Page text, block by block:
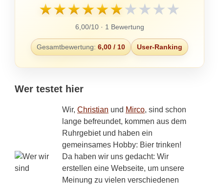
★★★★★★★★★★
6,00/10 · 1 Bewertung
Gesamtbewertung: 6,00 / 10 User-Ranking
Wer testet hier
Wir, Christian und Mirco, sind schon
lange befreundet, kommen aus dem
Ruhrgebiet und haben ein
gemeinsames Hobby: Bier trinken!
Da haben wir uns gedacht: Wir
erstellen eine Webseite, um unsere
Meinung zu vielen verschiedenen